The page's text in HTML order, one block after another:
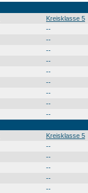
Kreisklasse 5
--
--
--
--
--
--
--
--
--
Kreisklasse 5
--
--
--
--
--